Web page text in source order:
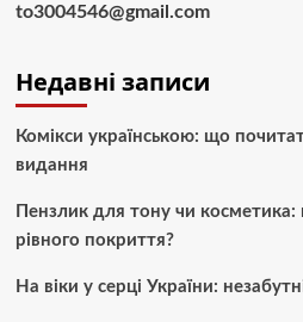
to3004546@gmail.com
Недавні записи
Комікси українською: що
видання
Пензлик для тону чи
рівного покриття?
На віки у серці України: